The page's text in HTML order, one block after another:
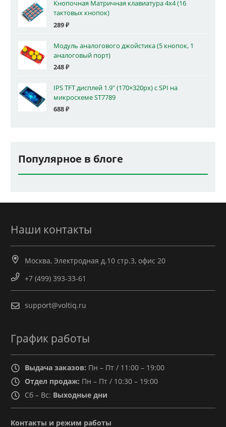
Кнопочная Матричная клавиатура 4x4 (16
тактовых кнопок)
289₽
Модуль аналогового джойстика (5 кнопок, 1
аналоговый порт)
248₽
IPS TFT дисплей 1.9" (170×320px) с SPI на
микросхеме ST7789
688₽
Популярное в блоге
Наши контакты
Москва, Электродная д.10 стр.3, офис 20
+7 (499) 393-33-61
support@voltiq.ru
График работы
Выдача заказов: Пн – Пт / 11:00 – 19:00
Отдел продаж: Пн – Пт / 10:30 – 19:00
Сб – Вс: Выходные дни
Контакты и режим работы